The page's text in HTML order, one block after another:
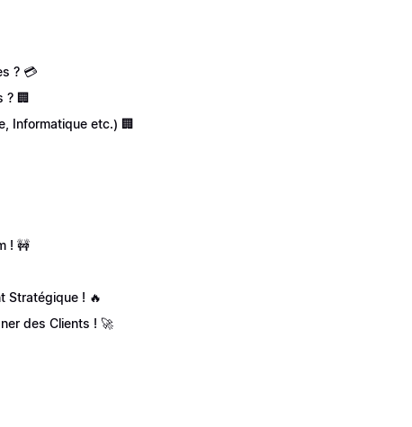
? 💳
? 🏢
Informatique etc.) 🏢
! 🚧
Stratégique ! 🔥
des Clients ! 🚀